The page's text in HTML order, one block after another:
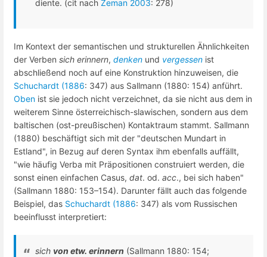
diente. (cit nach Zeman 2003: 278)
Im Kontext der semantischen und strukturellen Ähnlichkeiten
der Verben sich erinnern, denken und vergessen ist
abschließend noch auf eine Konstruktion hinzuweisen, die
Schuchardt (1886: 347) aus Sallmann (1880: 154) anführt.
Oben ist sie jedoch nicht verzeichnet, da sie nicht aus dem in
weiterem Sinne österreichisch-slawischen, sondern aus dem
baltischen (ost-preußischen) Kontaktraum stammt. Sallmann
(1880) beschäftigt sich mit der "deutschen Mundart in
Estland", in Bezug auf deren Syntax ihm ebenfalls auffällt,
"wie häufig Verba mit Präpositionen construiert werden, die
sonst einen einfachen Casus, dat. od. acc., bei sich haben"
(Sallmann 1880: 153–154). Darunter fällt auch das folgende
Beispiel, das Schuchardt (1886: 347) als vom Russischen
beeinflusst interpretiert:
sich von etw. erinnern (Sallmann 1880: 154;